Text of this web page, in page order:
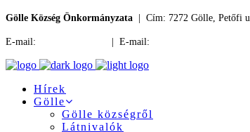
Gölle Község Önkormányzata | Cím: 7272 Gölle, Petőfi
E-mail: | E-mail:
Hírek
Gölle
Gölle községről
Látnivalók